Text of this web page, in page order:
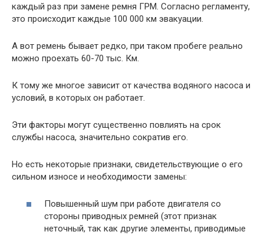
каждый раз при замене ремня ГРМ. Согласно регламенту,
это происходит каждые 100 000 км эвакуации.
А вот ремень бывает редко, при таком пробеге реально
можно проехать 60-70 тыс. Км.
К тому же многое зависит от качества водяного насоса и
условий, в которых он работает.
Эти факторы могут существенно повлиять на срок
службы насоса, значительно сократив его.
Но есть некоторые признаки, свидетельствующие о его
сильном износе и необходимости замены:
Повышенный шум при работе двигателя со
стороны приводных ремней (этот признак
неточный, так как другие элементы, приводимые